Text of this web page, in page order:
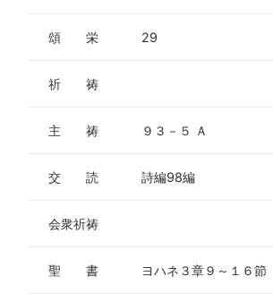
頌 栄 29
祈 祷
主 祷 ９３－５ Ａ
交 読 詩編98編
会衆祈祷
聖 書 ヨハネ３章９～１６節